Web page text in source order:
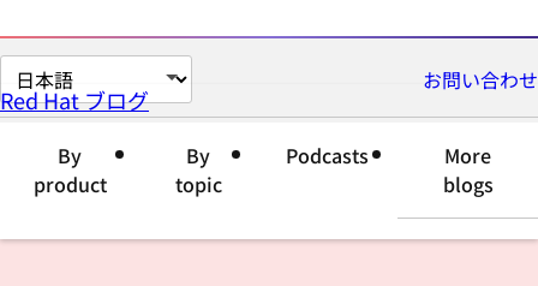
ペ
ー
語
お問い合わせ
Red Hat ブログ
By
product
By
topic
Podcasts
More
blogs